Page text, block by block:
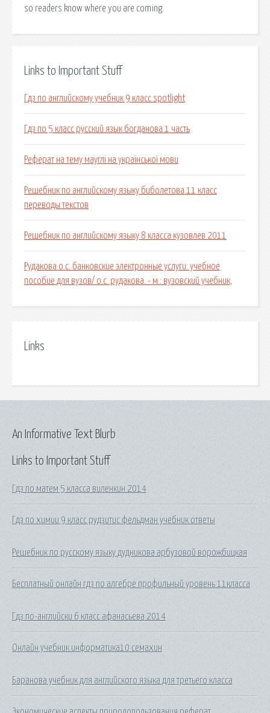
so readers know where you are coming.
Links to Important Stuff
Гдз по английскому учебник 9 класс spotlight
Гдз по 5 класс русский язык богданова 1 часть
Реферат на тему мауглі на української мови
Решебник по английскому языку биболетова 11 класс
переводы текстов
Решебник по английскому языку 8 класса кузовлев 2011
Рудакова о.с. банковские электронные услуги: учебное
пособие для вузов/ о.с. рудакова. - м.: вузовский учебник,
Links
Links to Important Stuff
Гдз по матем 5 класса виленкин 2014
Гдз по химии 9 класс рудзитис фельдман учебник ответы
Решебник по русскому языку дудникова арбузовой ворожбицкая
Бесплатный онлайн гдз по алгебре профильный уровень 11класса
Гдз по-английски 6 класс афанасьева 2014
Онлайн учебник информатика10 семахин
Баранова учебник для английского языка для третьего класса
An Informative Text Blurb